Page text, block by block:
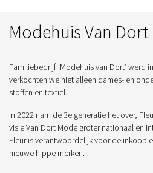
Modehuis Van Dort
Familiebedrijf ‘Modehuis van Dort’ werd
verkochten we niet alleen dames- en
stoffen en textiel.
In 2022 nam de 3e generatie het over,
visie Van Dort Mode groter nationaal en
Fleur is verantwoordelijk voor de inkoop
nieuwe hippe merken.